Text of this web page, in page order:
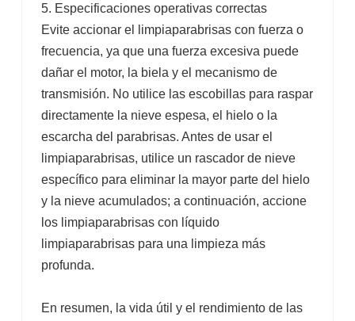
5. Especificaciones operativas correctas
Evite accionar el limpiaparabrisas con fuerza o
frecuencia, ya que una fuerza excesiva puede
dañar el motor, la biela y el mecanismo de
transmisión. No utilice las escobillas para raspar
directamente la nieve espesa, el hielo o la
escarcha del parabrisas. Antes de usar el
limpiaparabrisas, utilice un rascador de nieve
específico para eliminar la mayor parte del hielo
y la nieve acumulados; a continuación, accione
los limpiaparabrisas con líquido
limpiaparabrisas para una limpieza más
profunda.
En resumen, la vida útil y el rendimiento de las